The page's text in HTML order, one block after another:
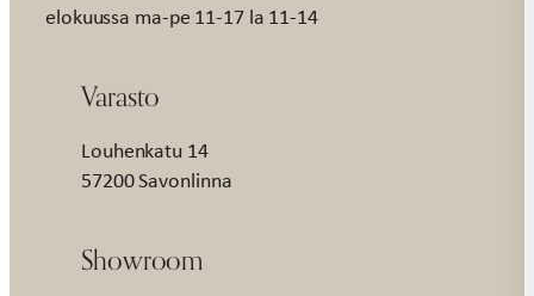
elokuussa ma-pe 11-17 la 11-14
Varasto
Louhenkatu 14
57200 Savonlinna
Showroom